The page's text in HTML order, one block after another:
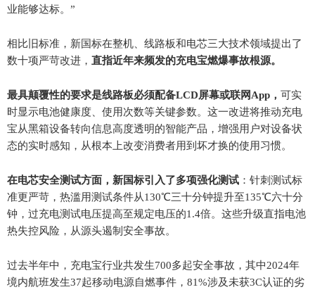
业能够达标。”
相比旧标准，新国标在整机、线路板和电芯三大技术领域提出了
数十项严苛改进， 直指近年来频发的充电宝燃爆事故根源。
最具颠覆性的要求是线路板必须配备LCD屏幕或联网App， 可实
时显示电池健康度、使用次数等关键参数。这一改进将推动充电
宝从黑箱设备转向信息高度透明的智能产品，增强用户对设备状
态的实时感知，从根本上改变消费者用到坏才换的使用习惯。
在电芯安全测试方面，新国标引入了多项强化测试 ：针刺测试标
准更严苛，热滥用测试条件从130℃三十分钟提升至135℃六十分
钟，过充电测试电压提高至规定电压的1.4倍。这些升级直指电池
热失控风险，从源头遏制安全事故。
过去半年中，充电宝行业共发生700多起安全事故，其中2024年
境内航班发生37起移动电源自燃事件，81%涉及未获3C认证的劣